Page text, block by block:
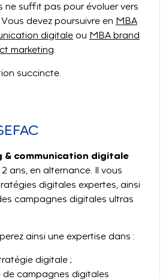
ne suffit pas pour évoluer vers
devez poursuivre en MBA
digitale ou MBA brand
marketing.
succincte.
& communication digitale
ans, en alternance. Il vous
digitales expertes, ainsi
campagnes digitales ultras
ainsi une expertise dans :
digitale ;
de campagnes digitales